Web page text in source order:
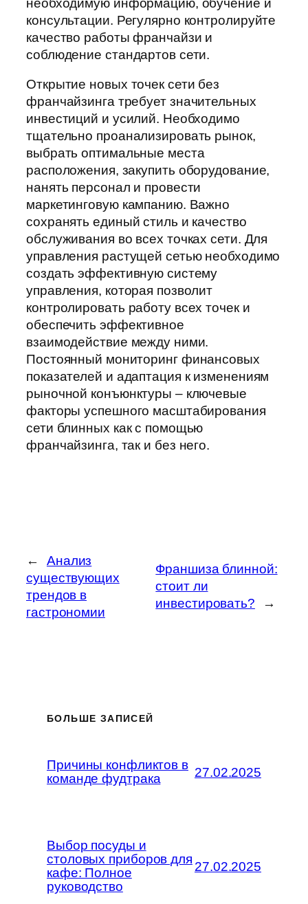
консультации. Регулярно контролируйте
качество работы франчайзи и
соблюдение стандартов сети.
Открытие новых точек сети без
франчайзинга требует значительных
инвестиций и усилий. Необходимо
тщательно проанализировать рынок,
выбрать оптимальные места
расположения, закупить оборудование,
нанять персонал и провести
маркетинговую кампанию. Важно
сохранять единый стиль и качество
обслуживания во всех точках сети. Для
управления растущей сетью необходимо
создать эффективную систему
управления, которая позволит
контролировать работу всех точек и
обеспечить эффективное
взаимодействие между ними.
Постоянный мониторинг финансовых
показателей и адаптация к изменениям
рыночной конъюнктуры – ключевые
факторы успешного масштабирования
сети блинных как с помощью
франчайзинга, так и без него.
←
Анализ
существующих
трендов в
гастрономии
Франшиза блинной:
стоит ли
инвестировать?
→
БОЛЬШЕ ЗАПИСЕЙ
Причины конфликтов в
команде фудтрака
27.02.2025
Выбор посуды и
столовых приборов для
кафе: Полное
руководство
27.02.2025